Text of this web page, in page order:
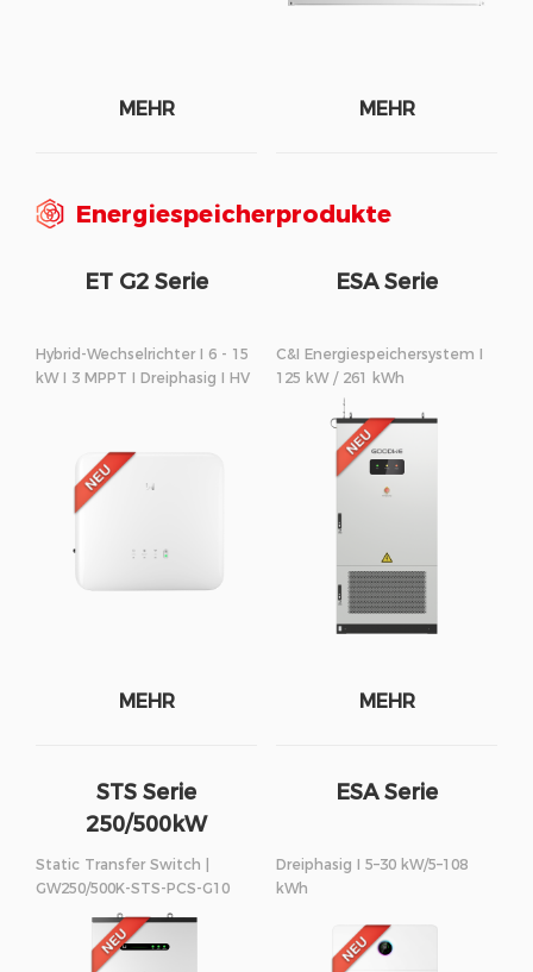
MEHR MEHR
Energiespeicherprodukte
ET G2 Serie
Hybrid-Wechselrichter I 6 - 15
kW I 3 MPPT I Dreiphasig I HV
MEHR
ESA Serie
C&I Energiespeichersystem I
125 kW / 261 kWh
MEHR
STS Serie
250/500kW
Static Transfer Switch |
GW250/500K-STS-PCS-G10
ESA Serie
Dreiphasig I 5–30 kW/5–108
kWh